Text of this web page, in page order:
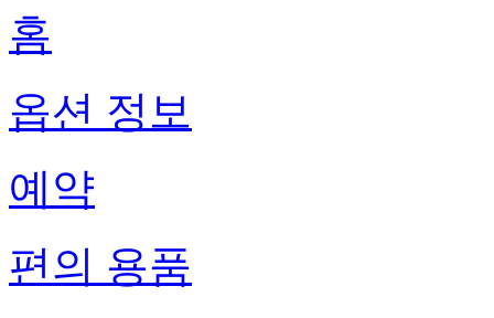
홈
옵션 정보
예약
편의 용품